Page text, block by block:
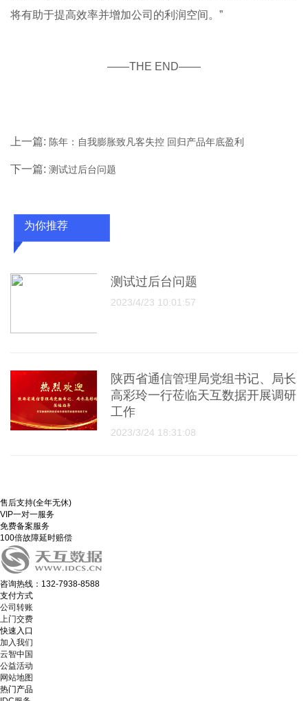
将有助于提高效率并增加公司的利润空间。”
——THE END——
上一篇:陈年：自我膨胀致凡客失控 回归产品年底盈利
下一篇:测试过后台问题
为你推荐
测试过后台问题
2023/4/23 10:01:57
陕西省通信管理局党组书记、局长
高彩玲一行莅临天互数据开展调研
工作
2023/3/24 18:31:08
售后支持(全年无休)
VIP一对一服务
免费备案服务
100倍故障延时赔偿
咨询热线：132-7938-8588
支付方式
公司转账
上门交费
快速入口
加入我们
云智中国
公益活动
网站地图
热门产品